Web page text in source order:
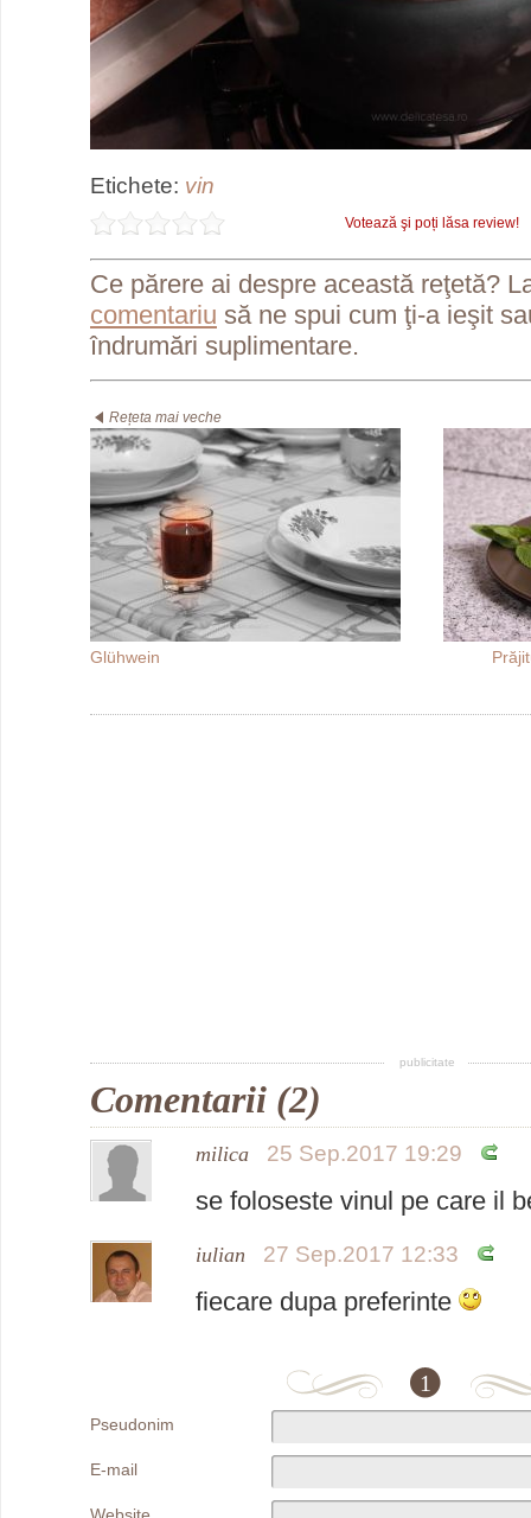
Etichete: vin
Votează şi poți lăsa review!
Ce părere ai despre această reţetă?
comentariu să ne spui cum ţi-a ieşit
îndrumări suplimentare.
Rețeta mai veche
Glühwein
publicitate
Comentarii (2)
milica 25 Sep.2017 19:29
se foloseste vinul pe care il
iulian 27 Sep.2017 12:33
fiecare dupa preferinte
1
Pseudonim
E-mail